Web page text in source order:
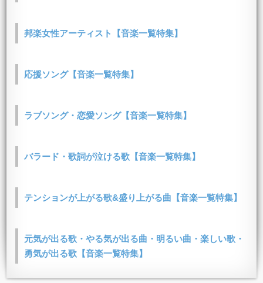
邦楽女性アーティスト【音楽一覧特集】
応援ソング【音楽一覧特集】
ラブソング・恋愛ソング【音楽一覧特集】
バラード・歌詞が泣ける歌【音楽一覧特集】
テンションが上がる歌&盛り上がる曲【音楽一覧特集】
元気が出る歌・やる気が出る曲・明るい曲・楽しい歌・
勇気が出る歌【音楽一覧特集】